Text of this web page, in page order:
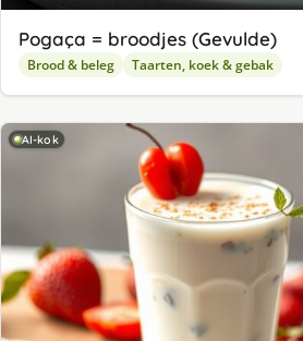
Pogaça = broodjes (Gevulde)
Brood & beleg Taarten, koek & gebak
AI-kok